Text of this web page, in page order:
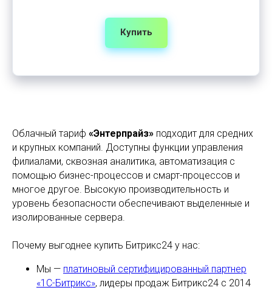
Купить
Облачный тариф «Энтерпрайз» подходит для средних
и крупных компаний. Доступны функции управления
филиалами, сквозная аналитика, автоматизация с
помощью бизнес-процессов и смарт-процессов и
многое другое. Высокую производительность и
уровень безопасности обеспечивают выделенные и
изолированные сервера.
Почему выгоднее купить Битрикс24 у нас:
Мы — платиновый сертифицированный партнер
«1С-Битрикс», лидеры продаж Битрикс24 с 2014